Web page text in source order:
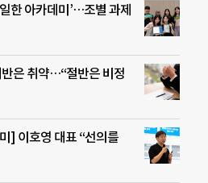
한 아카데미’…조별 과제
은 취약…“절반은 비정
] 이호영 대표 “선의를